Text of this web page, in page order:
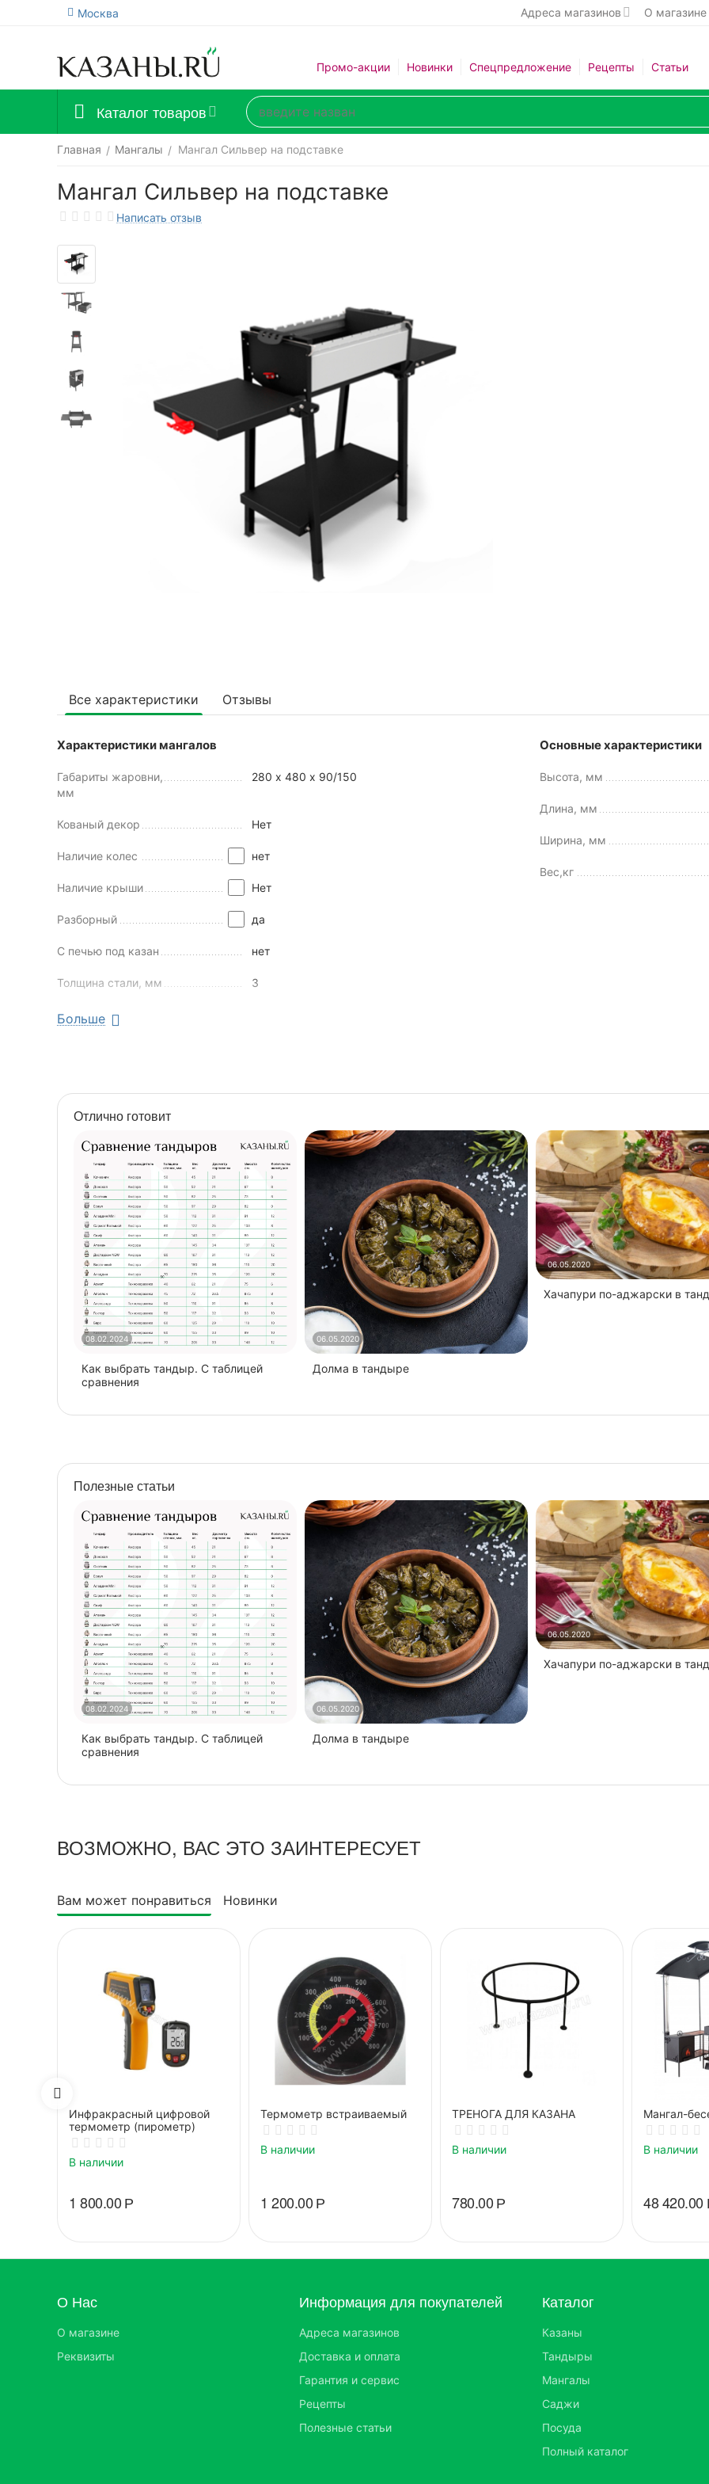
Москва Адреса магазинов О магазине
Промо-акции Новинки Спецпредложение Рецепты Статьи
Каталог товаров
Главная / Мангалы / Мангал Сильвер на подставке
Мангал Сильвер на подставке
Написать отзыв
Все характеристики Отзывы
Характеристики мангалов
Габариты жаровни,
мм
280 х 480 х 90/150
Кованый декор Нет
Наличие колес нет
Наличие крыши Нет
Разборный да
С печью под казан нет
Толщина стали, мм 3
Основные характеристики
Высота, мм
Длина, мм
Ширина, мм
Вес,кг
Найти похожие
Больше
Отлично готовит
08.02.2024
Как выбрать тандыр. С таблицей
сравнения
06.05.2020
​Долма в тандыре
06.05.2020
Хачапури по-аджарски в
Полезные статьи
08.02.2024
Как выбрать тандыр. С таблицей
сравнения
06.05.2020
​Долма в тандыре
06.05.2020
Хачапури по-аджарски в
ВОЗМОЖНО, ВАС ЭТО ЗАИНТЕРЕСУЕТ
Вам может понравиться Новинки
Инфракрасный цифровой
термометр (пирометр)
В наличии
1 800.00Р
Термометр встраиваемый
В наличии
1 200.00Р
ТРЕНОГА ДЛЯ КАЗАНА
В наличии
780.00Р
Мангал-
В наличии
48 420.00
О Нас
О магазине
Реквизиты
Информация для покупателей
Адреса магазинов
Доставка и оплата
Гарантия и сервис
Рецепты
Полезные статьи
Каталог
Казаны
Тандыры
Мангалы
Саджи
Посуда
Полный каталог